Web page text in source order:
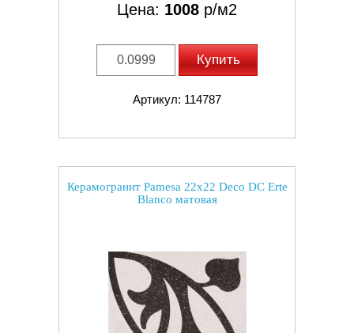
Цена: 1008 р/м2
Купить
Артикул: 114787
Керамогранит Pamesa 22x22 Deco DC Erte
Blanco матовая